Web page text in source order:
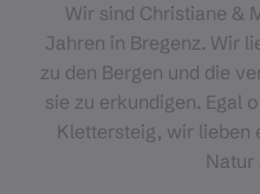
Wir sind Christiane &
Jahren in Bregenz. Wir
zu den Bergen und die
sie zu erkundigen. Egal
Klettersteig, wir lieben
Natur